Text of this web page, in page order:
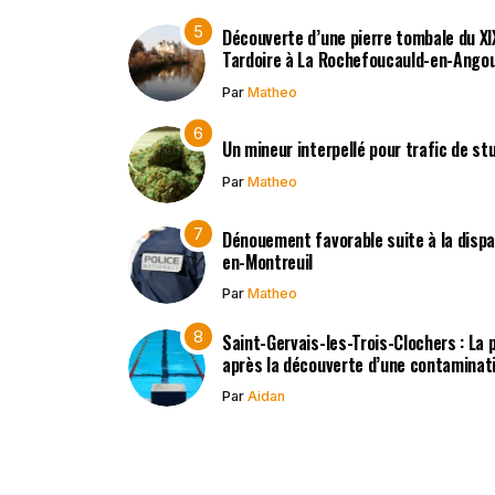
Découverte d’une pierre tombale du
Tardoire à La Rochefoucauld-en-
Par Matheo
Un mineur interpellé pour trafic de
Par Matheo
Dénouement favorable suite à la
en-Montreuil
Par Matheo
Saint-Gervais-les-Trois-Clochers :
après la découverte d’une
Par Aidan